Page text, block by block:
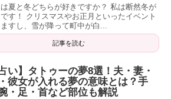
夏と冬どちらが好きですか？ 私は断然冬が
す！ クリスマスやお正月といったイベント
すし、雪が降って町中が白...
記事を読む
占い】タトゥーの夢8選！夫・妻・
彼女が入れる夢の意味とは？手
・足・首など部位も解説